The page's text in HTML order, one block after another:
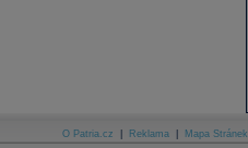
O Patria.cz Reklama Mapa Stránek